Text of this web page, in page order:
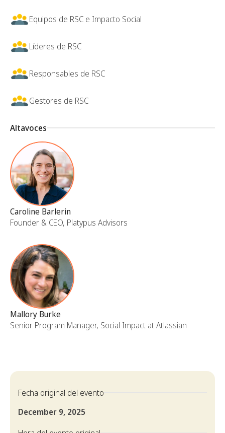
Equipos de RSC e Impacto Social
Líderes de RSC
Responsables de RSC
Gestores de RSC
Altavoces
Caroline Barlerin
Founder & CEO, Platypus Advisors
Mallory Burke
Senior Program Manager, Social Impact at Atlassian
Fecha original del evento
December 9, 2025